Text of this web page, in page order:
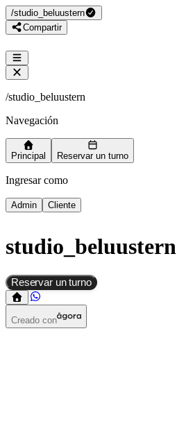
/studio_beluustern
Compartir
/studio_beluustern
Navegación
Principal Reservar un turno
Ingresar como
Admin Cliente
studio_beluustern
Reservar un turno
Creado con